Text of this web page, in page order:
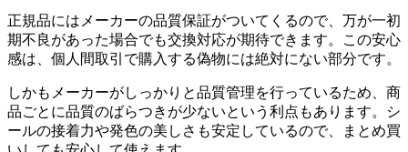
正規品にはメーカーの品質保証がついてくるので、万が一初
期不良があった場合でも交換対応が期待できます。この安心
感は、個人間取引で購入する偽物には絶対にない部分です。
しかもメーカーがしっかりと品質管理を行っているため、商
品ごとに品質のばらつきが少ないという利点もあります。シ
ールの接着力や発色の美しさも安定しているので、まとめ買